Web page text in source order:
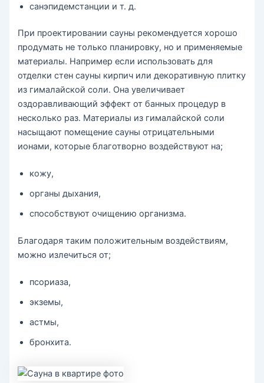
санэпидемстанции и т. д.
При проектировании сауны рекомендуется хорошо
продумать не только планировку, но и применяемые
материалы. Например если использовать для
отделки стен сауны кирпич или декоративную плитку
из гималайской соли. Она увеличивает
оздоравливающий эффект от банных процедур в
несколько раз. Материалы из гималайской соли
насыщают помещение сауны отрицательными
ионами, которые благотворно воздействуют на;
кожу,
органы дыхания,
способствуют очищению организма.
Благодаря таким положительным воздействиям,
можно излечиться от;
псориаза,
экземы,
астмы,
бронхита.